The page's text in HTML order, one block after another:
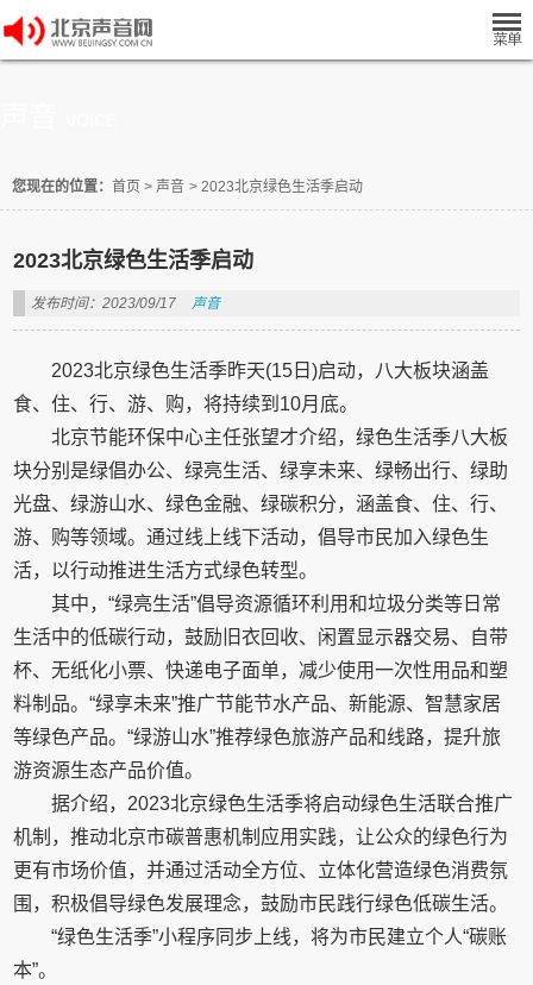
您现在的位置： 首页 > 声音 > 2023北京绿色生活季启动
2023北京绿色生活季启动
发布时间：2023/09/17 声音
2023北京绿色生活季昨天(15日)启动，八大板块涵盖
食、住、行、游、购，将持续到10月底。
北京节能环保中心主任张望才介绍，绿色生活季八大板
块分别是绿倡办公、绿亮生活、绿享未来、绿畅出行、绿助
光盘、绿游山水、绿色金融、绿碳积分，涵盖食、住、行、
游、购等领域。通过线上线下活动，倡导市民加入绿色生
活，以行动推进生活方式绿色转型。
其中，“绿亮生活”倡导资源循环利用和垃圾分类等日常
生活中的低碳行动，鼓励旧衣回收、闲置显示器交易、自带
杯、无纸化小票、快递电子面单，减少使用一次性用品和塑
料制品。“绿享未来”推广节能节水产品、新能源、智慧家居
等绿色产品。“绿游山水”推荐绿色旅游产品和线路，提升旅
游资源生态产品价值。
据介绍，2023北京绿色生活季将启动绿色生活联合推广
机制，推动北京市碳普惠机制应用实践，让公众的绿色行为
更有市场价值，并通过活动全方位、立体化营造绿色消费氛
围，积极倡导绿色发展理念，鼓励市民践行绿色低碳生活。
“绿色生活季”小程序同步上线，将为市民建立个人“碳账
本”。